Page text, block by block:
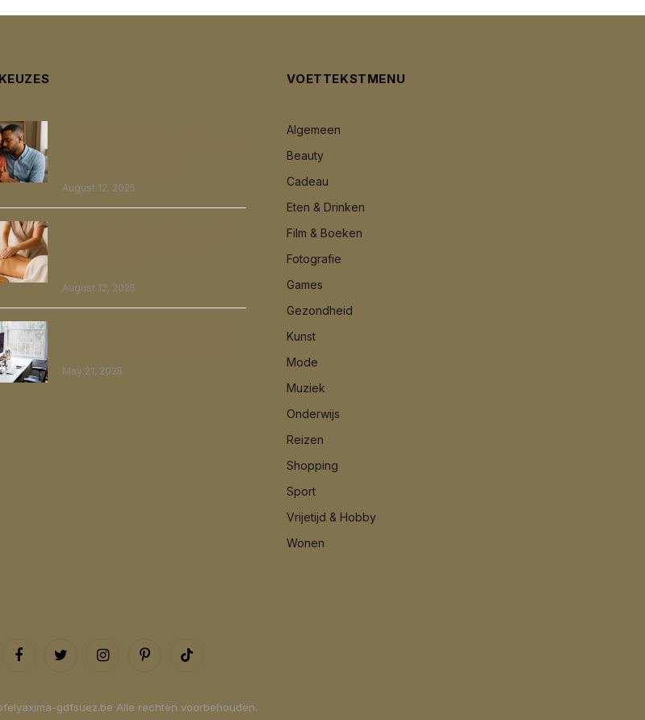
August 12, 2025
August 12, 2025
May 21, 2025
VOETTEKSTMENU
Algemeen
Beauty
Cadeau
Eten & Drinken
Film & Boeken
Fotografie
Games
Gezondheid
Kunst
Mode
Muziek
Onderwijs
Reizen
Shopping
Sport
Vrijetijd & Hobby
Wonen
FacebookTwitter InstagramPinterestTikTok
gdfsuez.be Alle rechten voorbehouden.